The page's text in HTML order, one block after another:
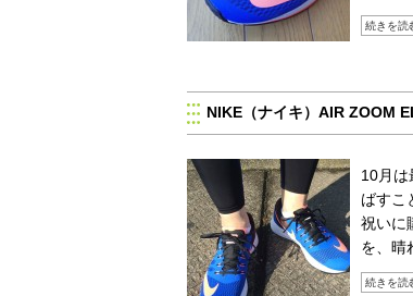
続きを読
NIKE（ナイキ）AIR ZOOM
10月は
ばすこ
祝いに
を、晴
続きを読